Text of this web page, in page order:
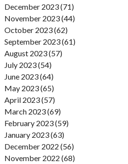
December 2023 (71)
November 2023 (44)
October 2023 (62)
September 2023 (61)
August 2023 (57)
July 2023 (54)
June 2023 (64)
May 2023 (65)
April 2023 (57)
March 2023 (69)
February 2023 (59)
January 2023 (63)
December 2022 (56)
November 2022 (68)